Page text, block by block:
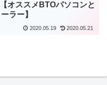
オススメBTOパソコンと
ラー】
2020.05.19 2020.05.21